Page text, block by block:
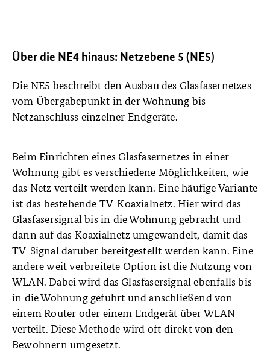
Über die NE4 hinaus: Netzebene 5 (NE5)
Die NE5 beschreibt den Ausbau des Glasfasernetzes
vom Übergabepunkt in der Wohnung bis
Netzanschluss einzelner Endgeräte.
Beim Einrichten eines Glasfasernetzes in einer
Wohnung gibt es verschiedene Möglichkeiten, wie
das Netz verteilt werden kann. Eine häufige Variante
ist das bestehende TV-Koaxialnetz. Hier wird das
Glasfasersignal bis in die Wohnung gebracht und
dann auf das Koaxialnetz umgewandelt, damit das
TV-Signal darüber bereitgestellt werden kann. Eine
andere weit verbreitete Option ist die Nutzung von
WLAN. Dabei wird das Glasfasersignal ebenfalls bis
in die Wohnung geführt und anschließend von
einem Router oder einem Endgerät über WLAN
verteilt. Diese Methode wird oft direkt von den
Bewohnern umgesetzt.